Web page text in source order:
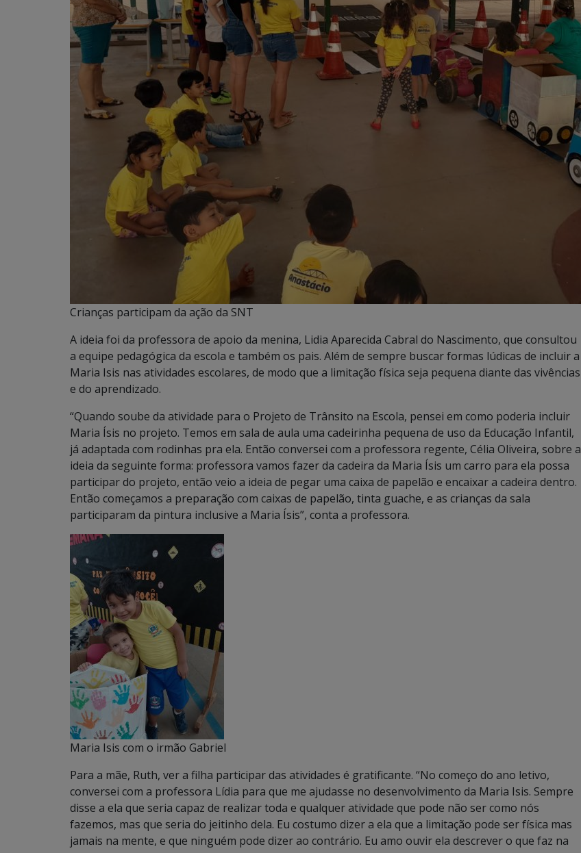
Crianças participam da ação da SNT
A ideia foi da professora de apoio da menina, Lidia Aparecida Cabral do Nascimento, que consultou
a equipe pedagógica da escola e também os pais. Além de sempre buscar formas lúdicas de incluir a
Maria Isis nas atividades escolares, de modo que a limitação física seja pequena diante das vivências
e do aprendizado.
“Quando soube da atividade para o Projeto de Trânsito na Escola, pensei em como poderia incluir
Maria Ísis no projeto. Temos em sala de aula uma cadeirinha pequena de uso da Educação Infantil,
já adaptada com rodinhas pra ela. Então conversei com a professora regente, Célia Oliveira, sobre a
ideia da seguinte forma: professora vamos fazer da cadeira da Maria Ísis um carro para ela possa
participar do projeto, então veio a ideia de pegar uma caixa de papelão e encaixar a cadeira dentro.
Então começamos a preparação com caixas de papelão, tinta guache, e as crianças da sala
participaram da pintura inclusive a Maria Ísis”, conta a professora.
Maria Isis com o irmão Gabriel
Para a mãe, Ruth, ver a filha participar das atividades é gratificante. “No começo do ano letivo,
conversei com a professora Lídia para que me ajudasse no desenvolvimento da Maria Isis. Sempre
disse a ela que seria capaz de realizar toda e qualquer atividade que pode não ser como nós
fazemos, mas que seria do jeitinho dela. Eu costumo dizer a ela que a limitação pode ser física mas
jamais na mente, e que ninguém pode dizer ao contrário. Eu amo ouvir ela descrever o que faz na